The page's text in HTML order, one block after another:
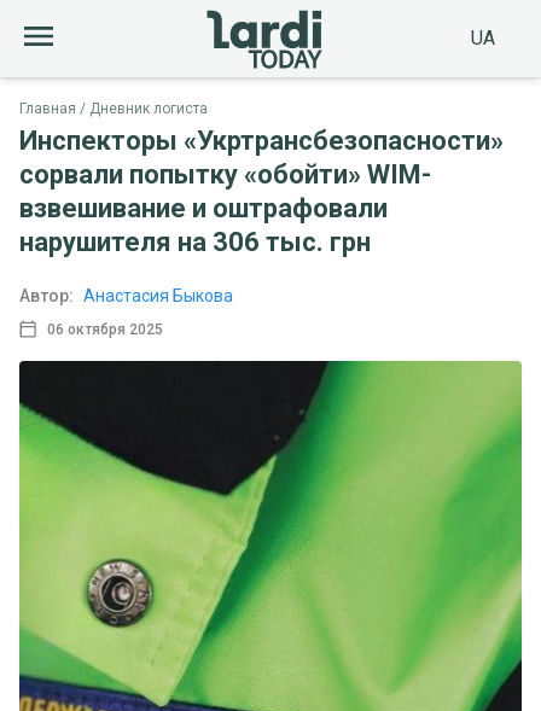
UA
Главная Дневник логиста
Инспекторы «Укртрансбезопасности»
сорвали попытку «обойти» WIM-
взвешивание и оштрафовали
нарушителя на 306 тыс. грн
06 октября 2025
Автор: Анастасия Быкова